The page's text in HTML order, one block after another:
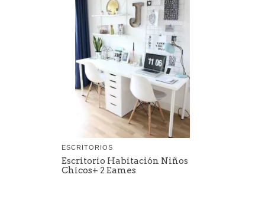
ESCRITORIOS
Escritorio Habitación Niños
Chicos+ 2 Eames